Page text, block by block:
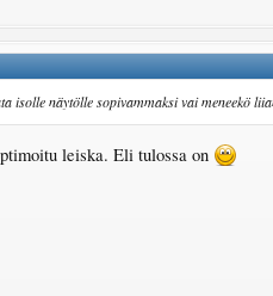
isolle näytölle sopivammaksi vai meneekö
leiska. Eli tulossa on